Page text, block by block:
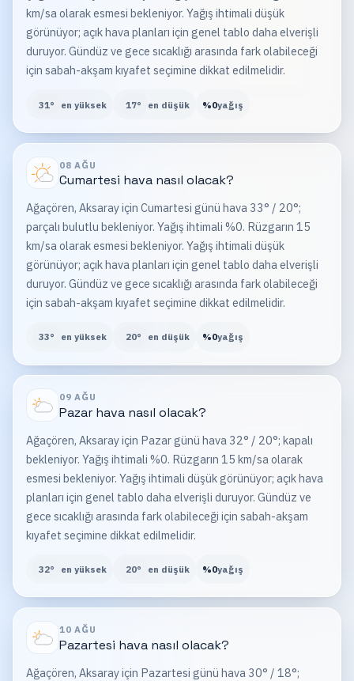
km/sa olarak esmesi bekleniyor. Yağış ihtimali düşük
görünüyor; açık hava planları için genel tablo daha elverişli
duruyor. Gündüz ve gece sıcaklığı arasında fark olabileceği
için sabah-akşam kıyafet seçimine dikkat edilmelidir.
31° en yüksek 17° en düşük %0yağış
08 AĞU
Cumartesi hava nasıl olacak?
Ağaçören, Aksaray için Cumartesi günü hava 33° / 20°;
parçalı bulutlu bekleniyor. Yağış ihtimali %0. Rüzgarın 15
km/sa olarak esmesi bekleniyor. Yağış ihtimali düşük
görünüyor; açık hava planları için genel tablo daha elverişli
duruyor. Gündüz ve gece sıcaklığı arasında fark olabileceği
için sabah-akşam kıyafet seçimine dikkat edilmelidir.
33° en yüksek 20° en düşük %0yağış
09 AĞU
Pazarhava nasıl olacak?
Ağaçören, Aksaray için Pazar günü hava 32° / 20°; kapalı
bekleniyor. Yağış ihtimali %0. Rüzgarın 15 km/sa olarak
esmesi bekleniyor. Yağış ihtimali düşük görünüyor; açık hava
planları için genel tablo daha elverişli duruyor. Gündüz ve
gece sıcaklığı arasında fark olabileceği için sabah-akşam
kıyafet seçimine dikkat edilmelidir.
32° en yüksek 20° en düşük %0yağış
10 AĞU
Pazartesi hava nasıl olacak?
Ağaçören, Aksaray için Pazartesi günü hava 30° / 18°;